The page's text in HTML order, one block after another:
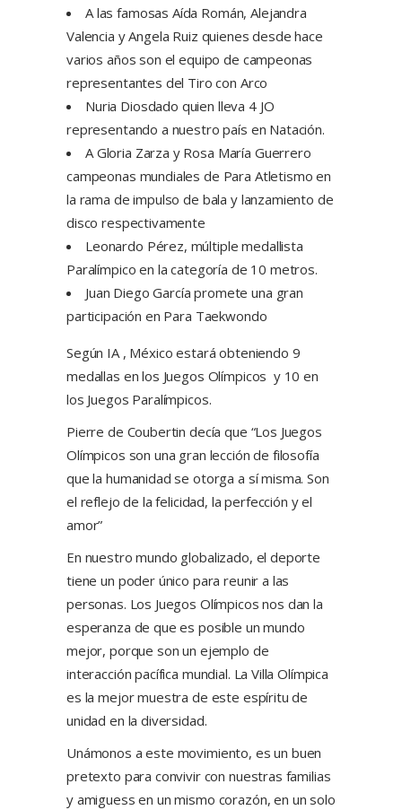
A las famosas Aída Román, Alejandra
Valencia y Angela Ruiz quienes desde hace
varios años son el equipo de campeonas
representantes del Tiro con Arco
Nuria Diosdado quien lleva 4 JO
representando a nuestro país en Natación.
A Gloria Zarza y Rosa María Guerrero
campeonas mundiales de Para Atletismo en
la rama de impulso de bala y lanzamiento de
disco respectivamente
Leonardo Pérez, múltiple medallista
Paralímpico en la categoría de 10 metros.
Juan Diego García promete una gran
participación en Para Taekwondo
Según IA , México estará obteniendo 9
medallas en los Juegos Olímpicos y 10 en
los Juegos Paralímpicos.
Pierre de Coubertin decía que “Los Juegos
Olímpicos son una gran lección de filosofía
que la humanidad se otorga a sí misma. Son
el reflejo de la felicidad, la perfección y el
amor”
En nuestro mundo globalizado, el deporte
tiene un poder único para reunir a las
personas. Los Juegos Olímpicos nos dan la
esperanza de que es posible un mundo
mejor, porque son un ejemplo de
interacción pacífica mundial. La Villa Olímpica
es la mejor muestra de este espíritu de
unidad en la diversidad.
Unámonos a este movimiento, es un buen
pretexto para convivir con nuestras familias
y amiguess en un mismo corazón, en un solo